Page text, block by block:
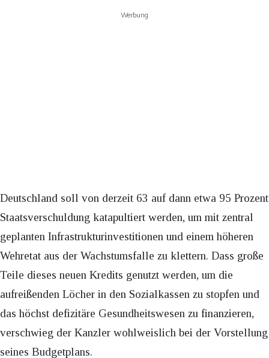
Werbung
Deutschland soll von derzeit 63 auf dann etwa 95 Prozent
Staatsverschuldung katapultiert werden, um mit zentral
geplanten Infrastrukturinvestitionen und einem höheren
Wehretat aus der Wachstumsfalle zu klettern. Dass große
Teile dieses neuen Kredits genutzt werden, um die
aufreißenden Löcher in den Sozialkassen zu stopfen und
das höchst defizitäre Gesundheitswesen zu finanzieren,
verschwieg der Kanzler wohlweislich bei der Vorstellung
seines Budgetplans.